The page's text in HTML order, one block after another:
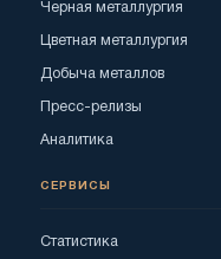
Черная металлургия
Цветная металлургия
Добыча металлов
Пресс-релизы
Аналитика
СЕРВИСЫ
Статистика